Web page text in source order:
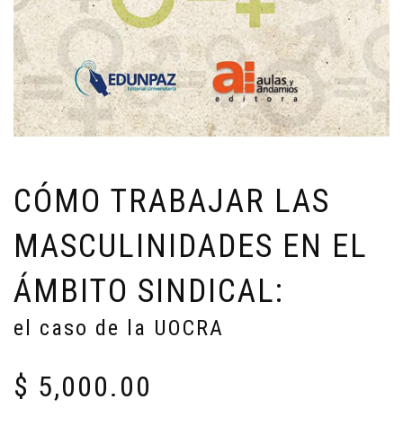
CÓMO TRABAJAR LAS
MASCULINIDADES EN EL
ÁMBITO SINDICAL:
el caso de la UOCRA
$ 5,000.00